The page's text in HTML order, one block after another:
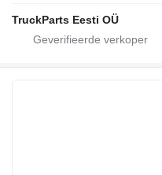
TruckParts Eesti OÜ